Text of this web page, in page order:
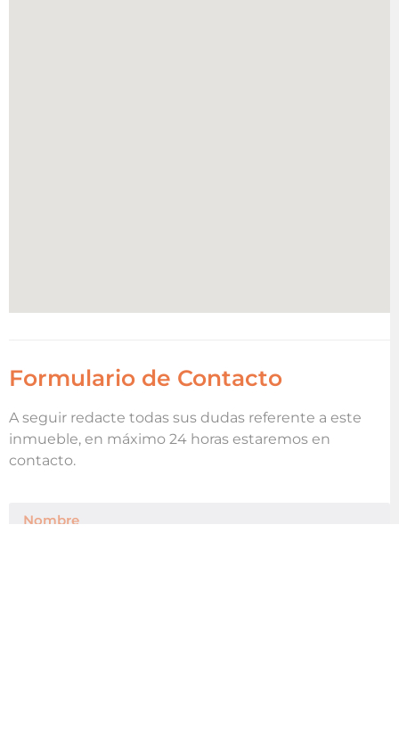
Formulario de Contacto
A seguir redacte todas sus dudas referente a este
inmueble, en máximo 24 horas estaremos en
contacto.